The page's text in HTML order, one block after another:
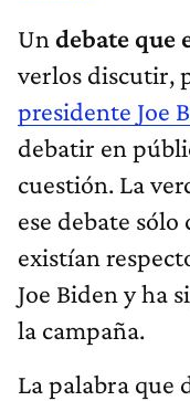
Un debate que
verlos discutir,
presidente Joe
debatir en
cuestión. La
ese debate
existían
Joe Biden y ha
la campaña.
La palabra que